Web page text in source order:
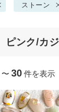
ストーン
ピンク/カ
〜 30 件を表示